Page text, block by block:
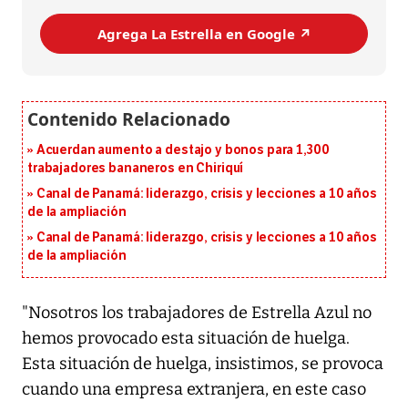
Agrega La Estrella en Google ↗️
Acuerdan aumento a destajo y bonos para 1,300
trabajadores bananeros en Chiriquí
Canal de Panamá: liderazgo, crisis y lecciones a 10 años
de la ampliación
Canal de Panamá: liderazgo, crisis y lecciones a 10 años
de la ampliación
"Nosotros los trabajadores de Estrella Azul no
hemos provocado esta situación de huelga.
Esta situación de huelga, insistimos, se provoca
cuando una empresa extranjera, en este caso